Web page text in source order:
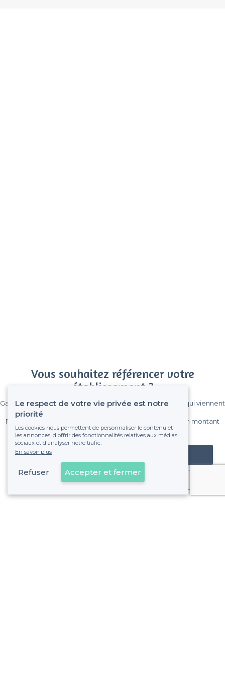
Vous souhaitez référencer votre
établissement ?
Gagnez de nombreux clients parmi le million de visiteurs qui viennent
Pas de commissions et sans engagement, vous payez un montant
fixe sans risque de voir déraper la facture.
Référencer mon établissement
Déjà client
Le respect de votre vie privée est notre
priorité
Les cookies nous permettent de personnaliser le contenu et
les annonces, d'offrir des fonctionnalités relatives aux médias
sociaux et d'analyser notre trafic.
En savoir plus
Refuser Accepter et fermer